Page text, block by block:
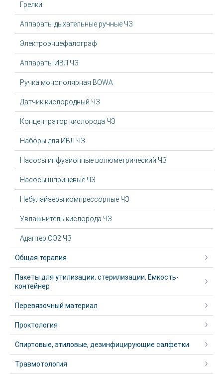
Грелки
Аппараты дыхательные ручные ЧЗ
Электроэнцефалограф
Аппараты ИВЛ ЧЗ
Ручка монополярная BOWA
Датчик кислородный ЧЗ
Концентратор кислорода ЧЗ
Наборы для ИВЛ ЧЗ
Насосы инфузионные волюметрический ЧЗ
Насосы шприцевые ЧЗ
Небулайзеры компрессорные ЧЗ
Увлажнитель кислорода ЧЗ
Адаптер CO2 ЧЗ
Общая терапия
Пакеты для утилизации, стерилизации. Емкость-
контейнер
Перевязочный материал
Проктология
Спиртовые, этиловые, дезинфицирующие салфетки
Травмотология